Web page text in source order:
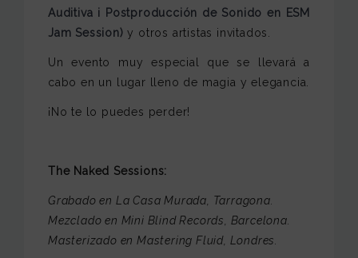
Auditiva i Postproducción de Sonido en ESM
Jam Session) y otros artistas invitados.
Un evento muy especial que se llevará a
cabo en un lugar lleno de magia y elegancia.
¡No te lo puedes perder!
The Naked Sessions:
Grabado en La Casa Murada, Tarragona.
Mezclado en Mini Blind Records, Barcelona.
Masterizado en Mastering Fluid, Londres.